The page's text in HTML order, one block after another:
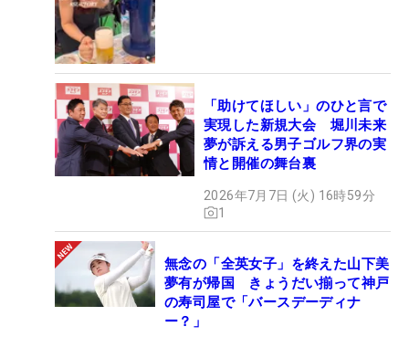
「助けてほしい」のひと言で
実現した新規大会 堀川未来
夢が訴える男子ゴルフ界の実
情と開催の舞台裏
2026年7月7日 (火) 16時59分
1
無念の「全英女子」を終えた山下美
夢有が帰国 きょうだい揃って神戸
の寿司屋で「バースデーディナ
ー？」